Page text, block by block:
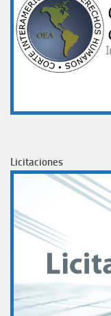
Licitaciones